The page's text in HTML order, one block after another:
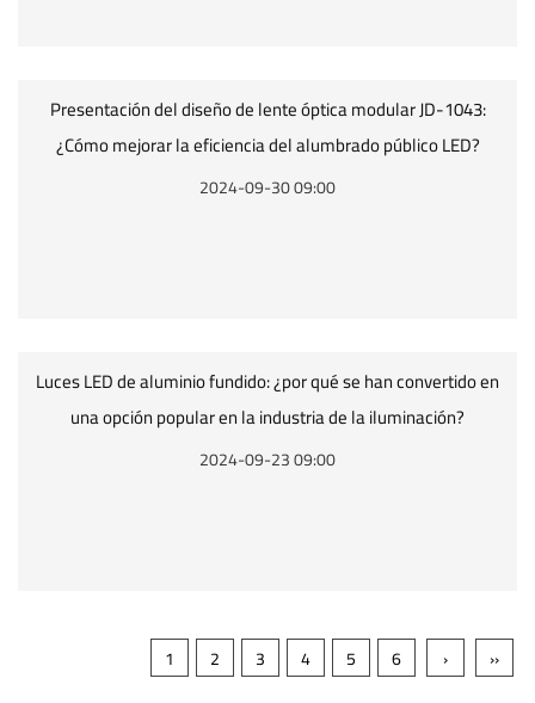
Presentación del diseño de lente óptica modular JD-1043:
¿Cómo mejorar la eficiencia del alumbrado público LED?
2024-09-30 09:00
Luces LED de aluminio fundido: ¿por qué se han convertido en
una opción popular en la industria de la iluminación?
2024-09-23 09:00
1 2 3 4 5 6 › ››